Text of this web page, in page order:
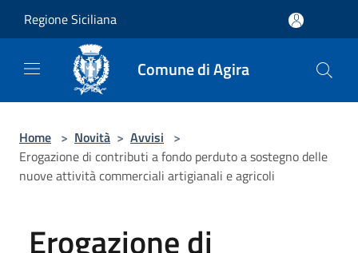
Regione Siciliana
Comune di Agira
Home > Novità > Avvisi >
Erogazione di contributi a fondo perduto a sostegno delle
nuove attività commerciali artigianali e agricoli
Erogazione di